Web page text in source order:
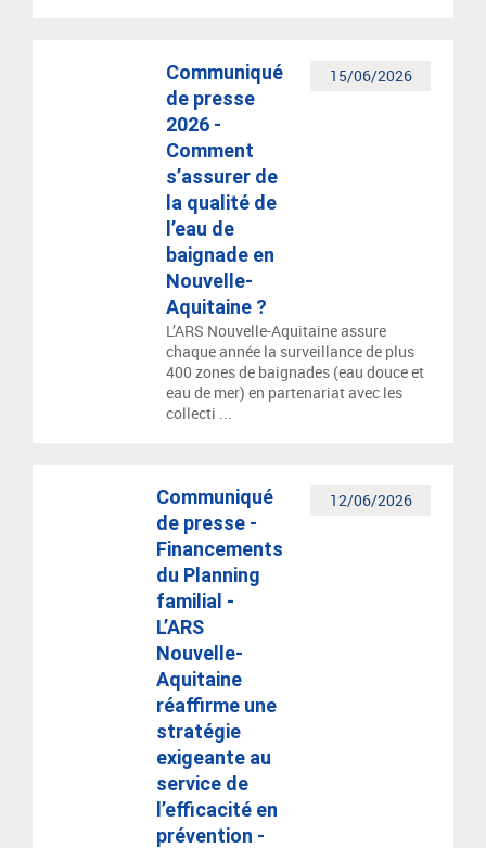
15/06/2026
Communiqué
de presse
2026 -
Comment
s’assurer de
la qualité de
l’eau de
baignade en
Nouvelle-
Aquitaine ?
L’ARS Nouvelle-Aquitaine assure
chaque année la surveillance de plus
400 zones de baignades (eau douce et
eau de mer) en partenariat avec les
collecti ...
12/06/2026
Communiqué
de presse -
Financements
du Planning
familial -
L’ARS
Nouvelle-
Aquitaine
réaffirme une
stratégie
exigeante au
service de
l’efficacité en
prévention -